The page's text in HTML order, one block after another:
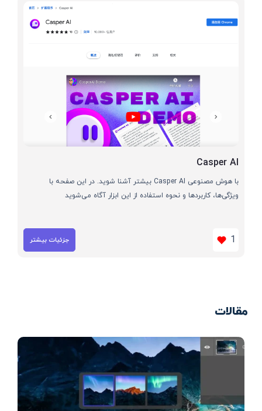
Casper AI
با هوش مصنوعی Casper AI بیشتر آشنا شوید. در این صفحه با
ویژگی‌ها، کاربردها و نحوه استفاده از این ابزار آگاه می‌شوید
1 جزئیات بیشتر
مقالات